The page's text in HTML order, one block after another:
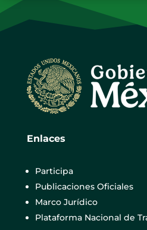
Enlaces
Participa
Publicaciones Oficiales
Marco Jurídico
Plataforma Nacional de